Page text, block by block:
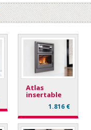
Atlas
insertable
1.816 €